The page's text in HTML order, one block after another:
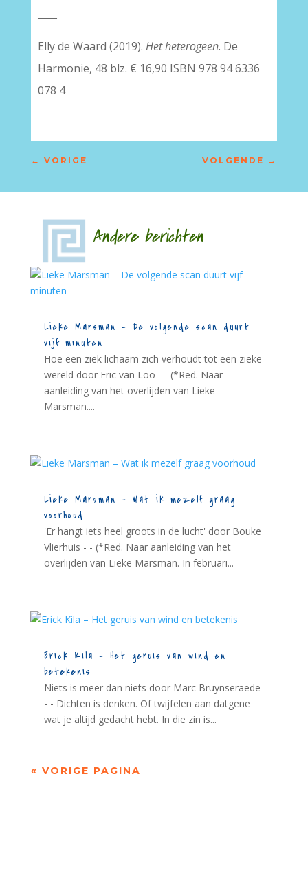
Elly de Waard (2019). Het heterogeen. De
Harmonie, 48 blz. € 16,90 ISBN 978 94 6336
078 4
← VORIGE VOLGENDE →
Andere berichten
Lieke Marsman – De volgende scan duurt
vijf minuten
Hoe een ziek lichaam zich verhoudt tot een zieke
wereld door Eric van Loo - - (*Red. Naar
aanleiding van het overlijden van Lieke
Marsman....
Lieke Marsman – Wat ik mezelf graag
voorhoud
'Er hangt iets heel groots in de lucht' door Bouke
Vlierhuis - - (*Red. Naar aanleiding van het
overlijden van Lieke Marsman. In februari...
Erick Kila – Het geruis van wind en
betekenis
Niets is meer dan niets door Marc Bruynseraede
- - Dichten is denken. Of twijfelen aan datgene
wat je altijd gedacht hebt. In die zin is...
« VORIGE PAGINA